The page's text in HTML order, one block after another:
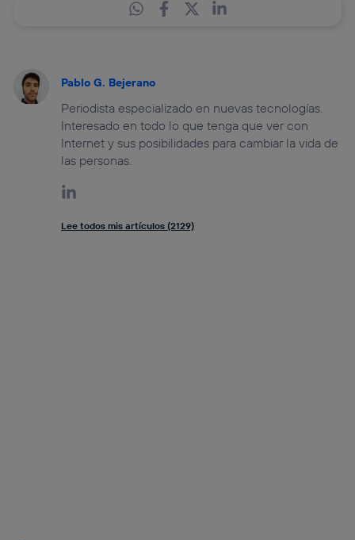
Pablo G. Bejerano
Periodista especializado en nuevas tecnologías.
Interesado en todo lo que tenga que ver con
Internet y sus posibilidades para cambiar la vida de
las personas.
Lee todos mis artículos (2129)